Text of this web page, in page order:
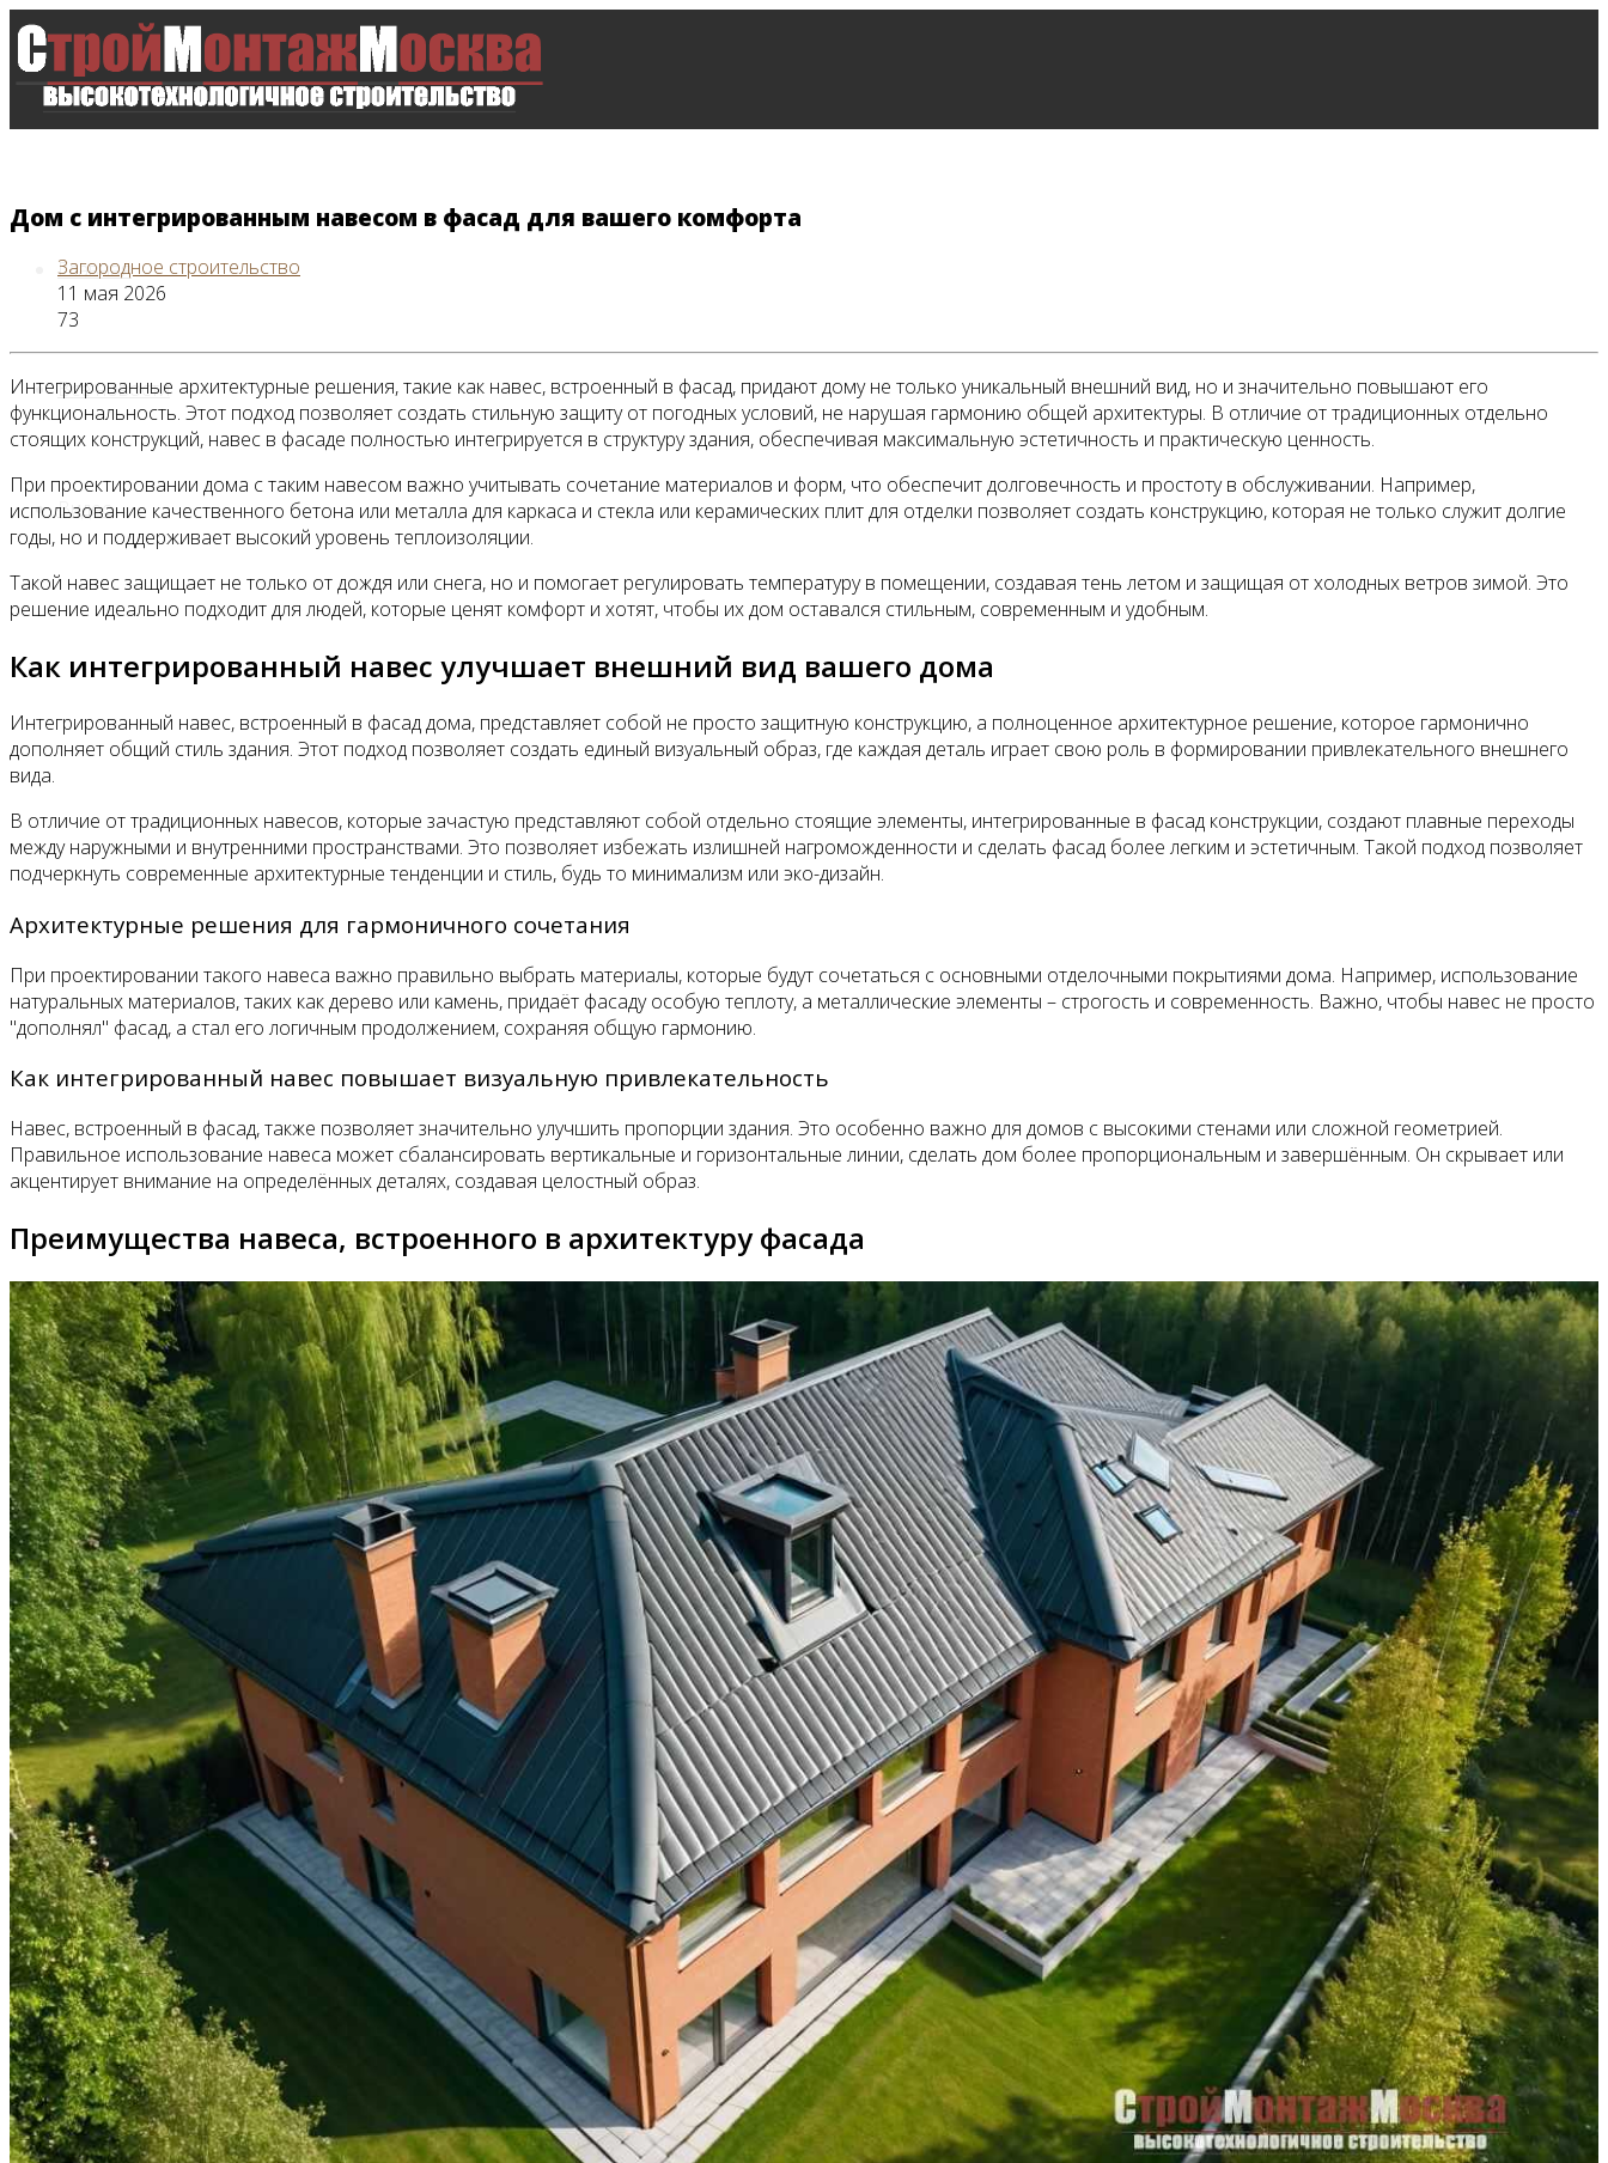
Главная
Все новости
Видео
Дом с интегрированным навесом в фасад для вашего комфорта
Загородное строительство
11 мая 2026
73
Интегрированные архитектурные решения, такие как навес, встроенный в фасад, придают дому не только уникальный внешний вид, но и значительно повышают его
функциональность. Этот подход позволяет создать стильную защиту от погодных условий, не нарушая гармонию общей архитектуры. В отличие от традиционных отдельно
стоящих конструкций, навес в фасаде полностью интегрируется в структуру здания, обеспечивая максимальную эстетичность и практическую ценность.
При проектировании дома с таким навесом важно учитывать сочетание материалов и форм, что обеспечит долговечность и простоту в обслуживании. Например,
использование качественного бетона или металла для каркаса и стекла или керамических плит для отделки позволяет создать конструкцию, которая не только служит долгие
годы, но и поддерживает высокий уровень теплоизоляции.
Такой навес защищает не только от дождя или снега, но и помогает регулировать температуру в помещении, создавая тень летом и защищая от холодных ветров зимой. Это
решение идеально подходит для людей, которые ценят комфорт и хотят, чтобы их дом оставался стильным, современным и удобным.
Как интегрированный навес улучшает внешний вид вашего дома
Интегрированный навес, встроенный в фасад дома, представляет собой не просто защитную конструкцию, а полноценное архитектурное решение, которое гармонично
дополняет общий стиль здания. Этот подход позволяет создать единый визуальный образ, где каждая деталь играет свою роль в формировании привлекательного внешнего
вида.
В отличие от традиционных навесов, которые зачастую представляют собой отдельно стоящие элементы, интегрированные в фасад конструкции, создают плавные переходы
между наружными и внутренними пространствами. Это позволяет избежать излишней нагроможденности и сделать фасад более легким и эстетичным. Такой подход позволяет
подчеркнуть современные архитектурные тенденции и стиль, будь то минимализм или эко-дизайн.
Архитектурные решения для гармоничного сочетания
При проектировании такого навеса важно правильно выбрать материалы, которые будут сочетаться с основными отделочными покрытиями дома. Например, использование
натуральных материалов, таких как дерево или камень, придаёт фасаду особую теплоту, а металлические элементы – строгость и современность. Важно, чтобы навес не просто
"дополнял" фасад, а стал его логичным продолжением, сохраняя общую гармонию.
Как интегрированный навес повышает визуальную привлекательность
Навес, встроенный в фасад, также позволяет значительно улучшить пропорции здания. Это особенно важно для домов с высокими стенами или сложной геометрией.
Правильное использование навеса может сбалансировать вертикальные и горизонтальные линии, сделать дом более пропорциональным и завершённым. Он скрывает или
акцентирует внимание на определённых деталях, создавая целостный образ.
Преимущества навеса, встроенного в архитектуру фасада